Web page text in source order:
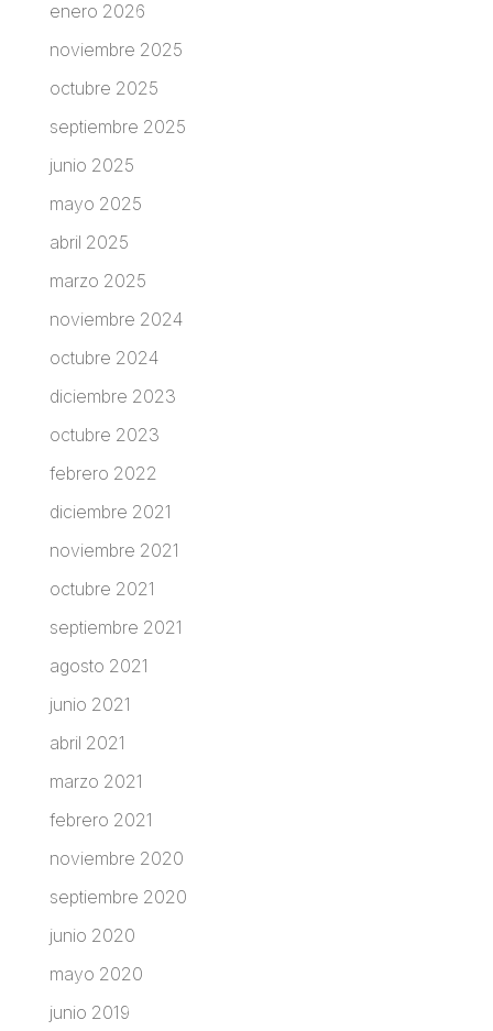
enero 2026
noviembre 2025
octubre 2025
septiembre 2025
junio 2025
mayo 2025
abril 2025
marzo 2025
noviembre 2024
octubre 2024
diciembre 2023
octubre 2023
febrero 2022
diciembre 2021
noviembre 2021
octubre 2021
septiembre 2021
agosto 2021
junio 2021
abril 2021
marzo 2021
febrero 2021
noviembre 2020
septiembre 2020
junio 2020
mayo 2020
junio 2019